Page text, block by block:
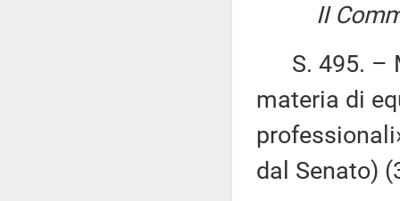
II
S. 495. –
materia di
dal Senato)